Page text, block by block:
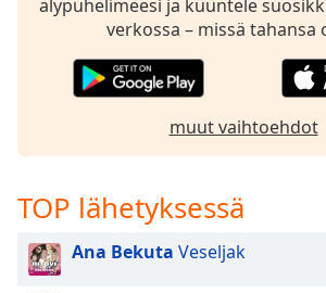
älypuhelimeesi ja kuuntele
verkossa – missä tahansa
muut vaihtoehdot
TOP lähetyksessä
Ana Bekuta Veseljak